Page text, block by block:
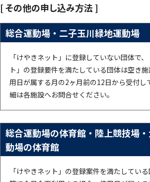
[ その他の申し込み方法 ]
総合運動場・二子玉川緑地運動場
「けやきネット」に登録していない団体で
ト」の登録要件を満たしている団体は空き
用日が属する月の2ヶ月前の12日から受付し
細は各施設へお問合せください。
総合運動場の体育館・陸上競技場
動場の体育館
「けやきネット」の登録案件を満たしてい